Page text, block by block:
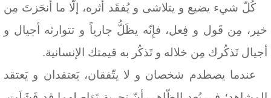
كُلّ شيء يضيع و يتلاشى و يُفقَد أثره، إلّا ما أَنجَزتَ مِن
خير، مِن قَول و فِعل، فإِنّه يظَلُّ جارياً و تتوارثه أجيال و
أجيال تَذكُرك مِن خلاله و تَذكُر به قيمتك الإنسانية.
عندما يصطدم شخصان و لا يتّفقان، يَعتقدان و يَعتقد